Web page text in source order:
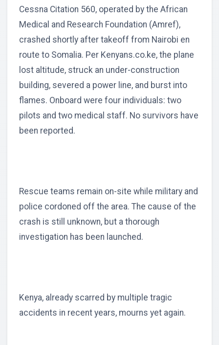
Cessna Citation 560, operated by the African
Medical and Research Foundation (Amref),
crashed shortly after takeoff from Nairobi en
route to Somalia. Per Kenyans.co.ke, the plane
lost altitude, struck an under-construction
building, severed a power line, and burst into
flames. Onboard were four individuals: two
pilots and two medical staff. No survivors have
been reported.
Rescue teams remain on-site while military and
police cordoned off the area. The cause of the
crash is still unknown, but a thorough
investigation has been launched.
Kenya, already scarred by multiple tragic
accidents in recent years, mourns yet again.